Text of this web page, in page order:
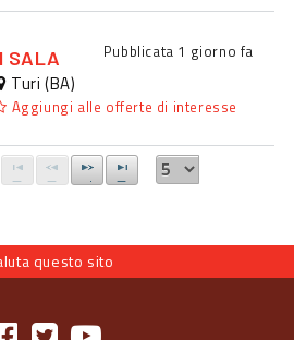
SALA Pubblicata 1 giorno fa
Turi (BA)
Aggiungi alle offerte di interesse
questo sito